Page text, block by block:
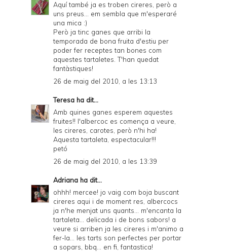
Aquí també ja es troben cireres, però a
uns preus... em sembla que m'esperaré
una mica :)
Però ja tinc ganes que arribi la
temporada de bona fruita d'estiu per
poder fer receptes tan bones com
aquestes tartaletes. T'han quedat
fantàstiques!
26 de maig del 2010, a les 13:13
Teresa ha dit...
Amb quines ganes esperem aquestes
fruites!! l'albercoc es comença a veure,
les cireres, carotes, però n'hi ha!
Aquesta tartaleta, espectacular!!!
petó
26 de maig del 2010, a les 13:39
Adriana ha dit...
ohhh! mercee! jo vaig com boja buscant
cireres aqui i de moment res, albercocs
ja n'he menjat uns quants... m'encanta la
tartaleta... delicada i de bons sabors! a
veure si arriben ja les cireres i m'animo a
fer-la... les tarts son perfectes per portar
a sopars, bbq... en fi, fantastica!